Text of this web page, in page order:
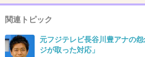
30. 匿名2015/10/10(土) 15:24:31
関連トピック
元フジテレビ長谷川豊アナの
ジが取った対応」